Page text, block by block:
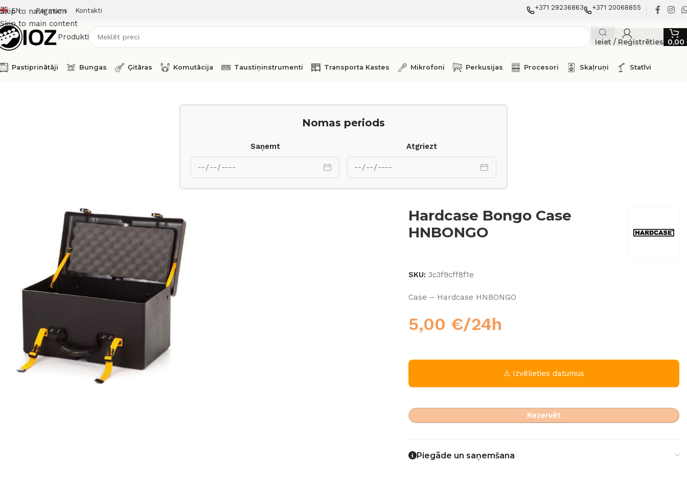
Skip to navigation
Skip to main content
EN Par mums Kontakti +371 29236863 +371 20068855
Produkti
Ieiet / Reģistrēties 0,00
Pastiprinātāji Bungas Ģitāras Komutācija Taustiņinstrumenti Transporta Kastes Mikrofoni Perkusijas Procesori Skaļruņi Statīvi
Nomas periods
Saņemt Atgriezt
Hardcase Bongo Case
HNBONGO
SKU: 3c3f9cff8f1e
Case – Hardcase HNBONGO
5,00 €/24h
⚠ Izvēlieties datumus
Rezervēt
Piegāde un saņemšana